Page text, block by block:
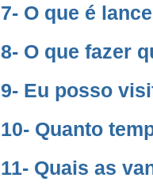
7- O que é
8- O que fazer
9- Eu posso
10- Quanto
11- Quais as